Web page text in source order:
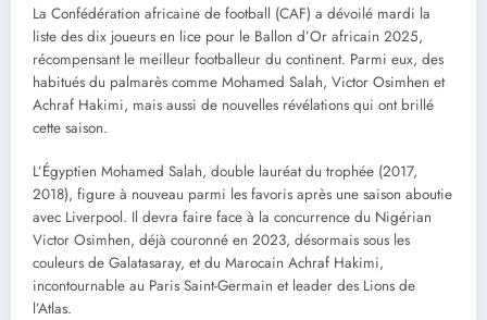
La Confédération africaine de football (CAF) a dévoilé mardi la
liste des dix joueurs en lice pour le Ballon d’Or africain 2025,
récompensant le meilleur footballeur du continent. Parmi eux, des
habitués du palmarès comme Mohamed Salah, Victor Osimhen et
Achraf Hakimi, mais aussi de nouvelles révélations qui ont brillé
cette saison.
L’Égyptien Mohamed Salah, double lauréat du trophée (2017,
2018), figure à nouveau parmi les favoris après une saison aboutie
avec Liverpool. Il devra faire face à la concurrence du Nigérian
Victor Osimhen, déjà couronné en 2023, désormais sous les
couleurs de Galatasaray, et du Marocain Achraf Hakimi,
incontournable au Paris Saint-Germain et leader des Lions de
l’Atlas.